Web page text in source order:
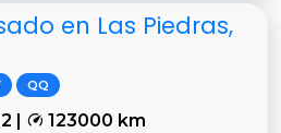
en Las Piedras,
QQ
| 123000 km